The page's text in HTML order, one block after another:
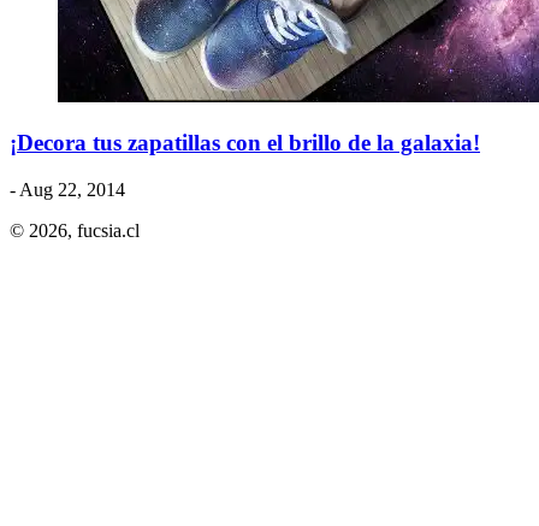
¡Decora tus zapatillas con el brillo de la galaxia!
- Aug 22, 2014
© 2026, fucsia.cl